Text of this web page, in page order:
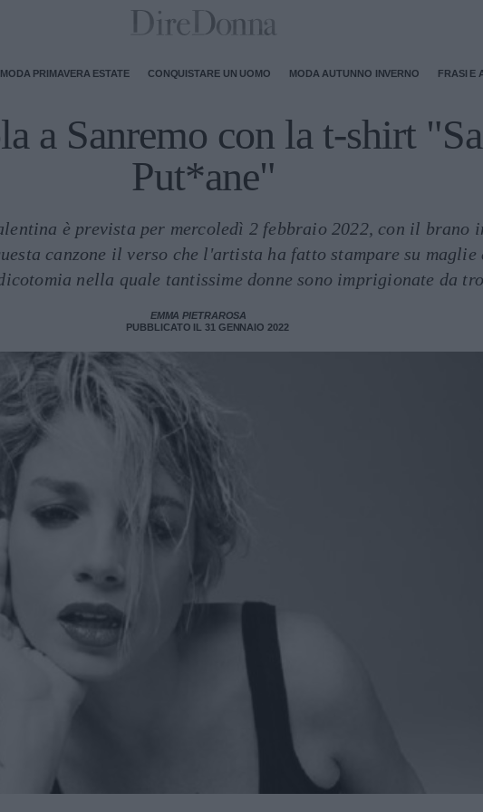
MODA PRIMAVERA ESTATE CONQUISTARE UN UOMO MODA AUTUNNO INVERNO FRASI E
a Sanremo con la t-shirt
Put*ane"
è prevista per mercoledì 2 febbraio 2022, con il brano
canzone il verso che l'artista ha fatto stampare su maglie
nella quale tantissime donne sono imprigionate da
EMMA PIETRAROSA
PUBBLICATO IL 31 GENNAIO 2022